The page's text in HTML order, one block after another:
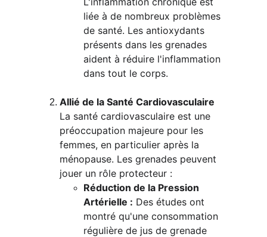
liée à de nombreux problèmes
de santé. Les antioxydants
présents dans les grenades
aident à réduire l'inflammation
dans tout le corps.
Allié de la Santé Cardiovasculaire
La santé cardiovasculaire est une
préoccupation majeure pour les
femmes, en particulier après la
ménopause. Les grenades peuvent
jouer un rôle protecteur :
Réduction de la Pression
Artérielle : Des études ont
montré qu'une consommation
régulière de jus de grenade